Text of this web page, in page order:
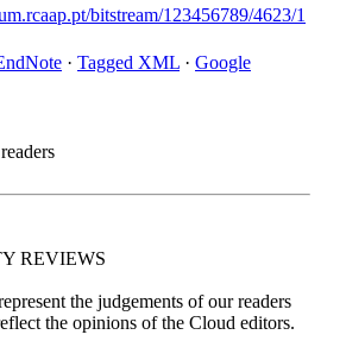
bitstream/123456789/4623/1
· Tagged XML · Google
REVIEWS
the judgements of our readers
the opinions of the Cloud editors.